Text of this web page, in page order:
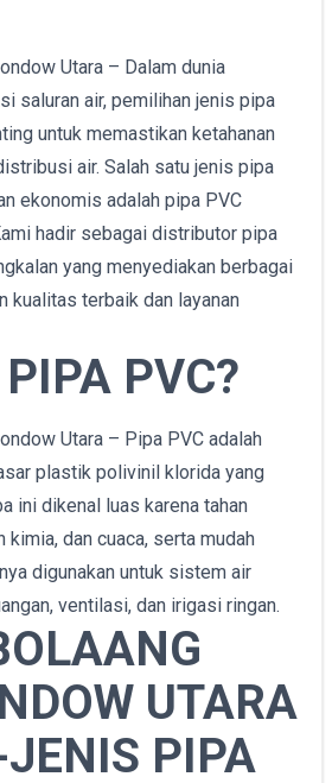
Utara – Dalam dunia
saluran air, pemilihan jenis pipa
untuk memastikan ketahanan
air. Salah satu jenis pipa
ekonomis adalah pipa PVC
hadir sebagai distributor pipa
yang menyediakan berbagai
kualitas terbaik dan layanan
PVC?
Utara – Pipa PVC adalah
plastik polivinil klorida yang
ini dikenal luas karena tahan
kimia, dan cuaca, serta mudah
digunakan untuk sistem air
ventilasi, dan irigasi ringan.
UTARA
PIPA